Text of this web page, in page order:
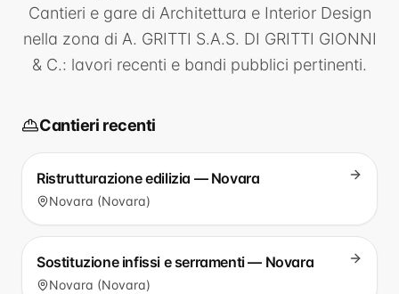
Cantieri e gare di Architettura e Interior Design
nella zona di A. GRITTI S.A.S. DI GRITTI GIONNI
& C.: lavori recenti e bandi pubblici pertinenti.
Cantieri recenti
Ristrutturazione edilizia — Novara
Novara (Novara)
Sostituzione infissi e serramenti — Novara
Novara (Novara)